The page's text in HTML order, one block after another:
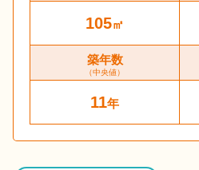
105㎡
築年数
（中央値）
11年